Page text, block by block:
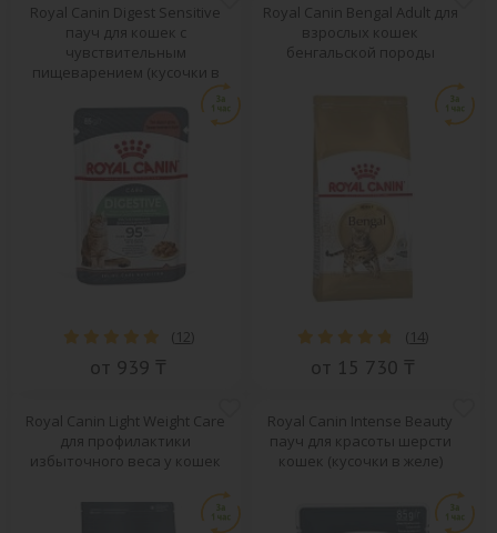
Royal Canin Digest Sensitive
пауч для кошек с
чувствительным
пищеварением (кусочки в
( 12)
от 939 ₸
Royal Canin Bengal Adult для
взрослых кошек
бенгальской породы
( 14)
от 15 730 ₸
Royal Canin Light Weight Care
для профилактики
избыточного веса у кошек
Royal Canin Intense Beauty
пауч для красоты шерсти
кошек (кусочки в желе)